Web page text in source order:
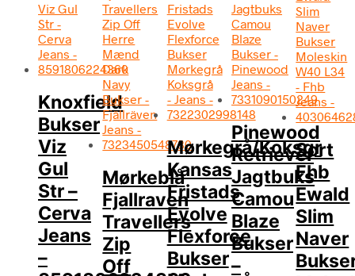
Knoxfield
Bukser
Viz
Gul
Str –
Cerva
Jeans
–
Mørkeblå
Fjallraven
Travellers
Zip
Off
Mørkegrå/Koksgr
Kansas
Fristads
Evolve
Flexforce
Bukser
Pinewood
Retriever
Jagtbuks
Camou
Blaze
Bukser
–
Sort
Fhb
Ewald
Slim
Naver